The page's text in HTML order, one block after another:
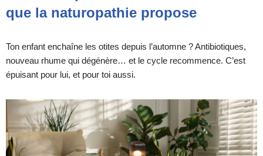
que la naturopathie propose
Ton enfant enchaîne les otites depuis l’automne ? Antibiotiques,
nouveau rhume qui dégénère… et le cycle recommence. C’est
épuisant pour lui, et pour toi aussi.